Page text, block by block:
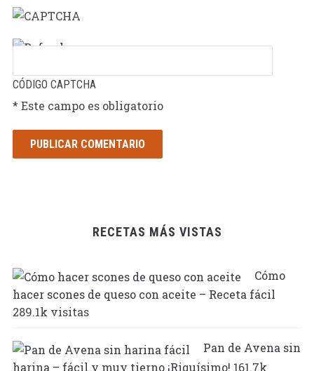
CÓDIGO CAPTCHA
* Este campo es obligatorio
RECETAS MÁS VISTAS
Cómo
hacer scones de queso con aceite – Receta fácil
289.1k visitas
Pan de Avena sin
harina – fácil y muy tierno ¡Riquísimo! 161.7k